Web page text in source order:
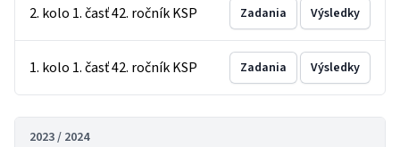
2. kolo 1. časť 42. ročník KSP Zadania Výsledky
1. kolo 1. časť 42. ročník KSP Zadania Výsledky
2023 / 2024